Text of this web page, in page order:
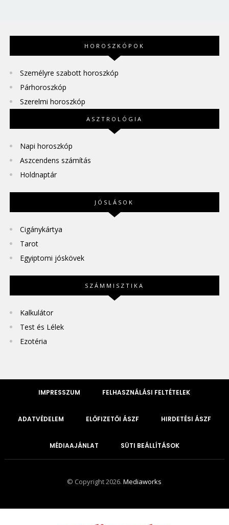
HOROSZKÓPOK
Személyre szabott horoszkóp
Párhoroszkóp
Szerelmi horoszkóp
ASZTROLÓGIA
Napi horoszkóp
Aszcendens számítás
Holdnaptár
JÓSLÁSOK
Cigánykártya
Tarot
Egyiptomi jóskövek
SZÁMMISZTIKA
Kalkulátor
Test és Lélek
Ezotéria
IMPRESSZUM FELHASZNÁLÁSI FELTÉTELEK
ADATVÉDELEM ELŐFIZETŐI ÁSZF HIRDETÉSI ÁSZF
MÉDIAAJÁNLAT SÜTI BEÁLLÍTÁSOK
© Copyright 2026.Mediaworks